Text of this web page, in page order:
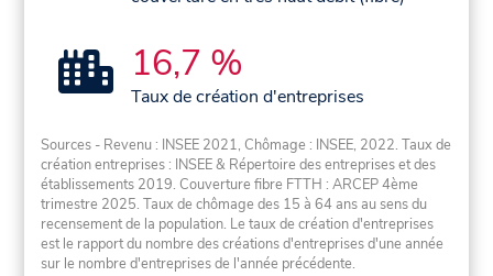
16,7 %
Taux de création d'entreprises
Sources - Revenu : INSEE 2021, Chômage : INSEE, 2022. Taux de
création entreprises : INSEE & Répertoire des entreprises et des
établissements 2019. Couverture fibre FTTH : ARCEP 4ème
trimestre 2025. Taux de chômage des 15 à 64 ans au sens du
recensement de la population. Le taux de création d'entreprises
est le rapport du nombre des créations d'entreprises d'une année
sur le nombre d'entreprises de l'année précédente.